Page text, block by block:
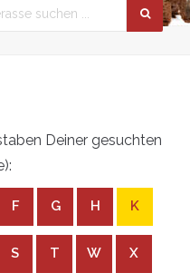
Deiner gesuchten
F G H K
S T W X